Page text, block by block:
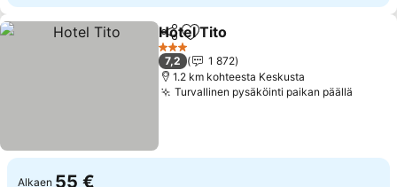
Jaa Lisää suosikkeihin
Hotel Tito
3 Tähtiluokitus
7,2
1 872
1.2 km kohteesta Keskusta
Turvallinen pysäköinti paikan päällä
Alkaen 55 €